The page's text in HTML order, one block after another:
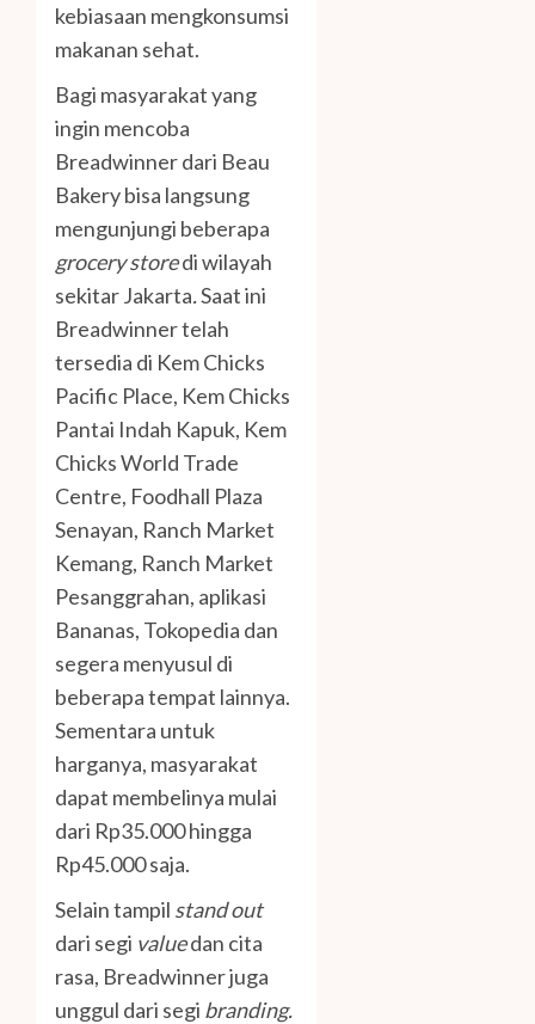
kebiasaan mengkonsumsi
makanan sehat.
Bagi masyarakat yang
ingin mencoba
Breadwinner dari Beau
Bakery bisa langsung
mengunjungi beberapa
grocery storedi wilayah
sekitar Jakarta.Saat ini
Breadwinner telah
tersedia di Kem Chicks
Pacific Place, Kem Chicks
Pantai Indah Kapuk, Kem
Chicks World Trade
Centre, Foodhall Plaza
Senayan, Ranch Market
Kemang, Ranch Market
Pesanggrahan, aplikasi
Bananas, Tokopedia dan
segera menyusul di
beberapa tempat lainnya.
Sementara untuk
harganya, masyarakat
dapat membelinya mulai
dari Rp35.000 hingga
Rp45.000 saja.
Selain tampil stand out
dari segi valuedan cita
rasa, Breadwinner juga
unggul dari segi branding.